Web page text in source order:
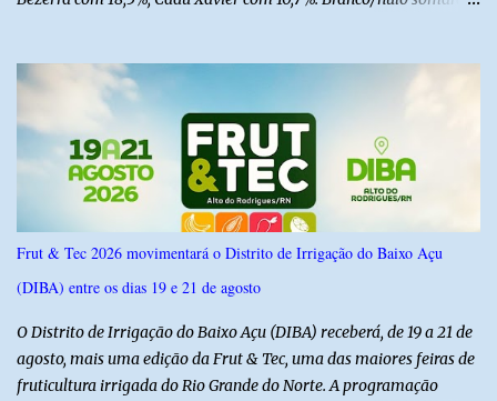
do Norte entre os dias 18 e 22 de junho de 2026. O levantamento
possui margem de erro de 2,5 pontos percentuais e nível de
confiança de 95%. Registro no TSE: RN-09520/2026
Frut & Tec 2026 movimentará o Distrito de Irrigação do Baixo Açu
(DIBA) entre os dias 19 e 21 de agosto
O Distrito de Irrigação do Baixo Açu (DIBA) receberá, de 19 a 21 de
agosto, mais uma edição da Frut & Tec, uma das maiores feiras de
fruticultura irrigada do Rio Grande do Norte. A programação